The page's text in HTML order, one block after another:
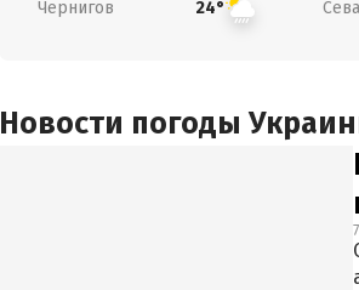
Чернигов 24°
Новости погоды